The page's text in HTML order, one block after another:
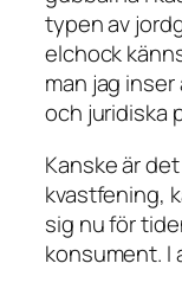
typen av
elchock
man jag
och juridiska
Kanske är
kvastfening,
sig nu för
konsument. I